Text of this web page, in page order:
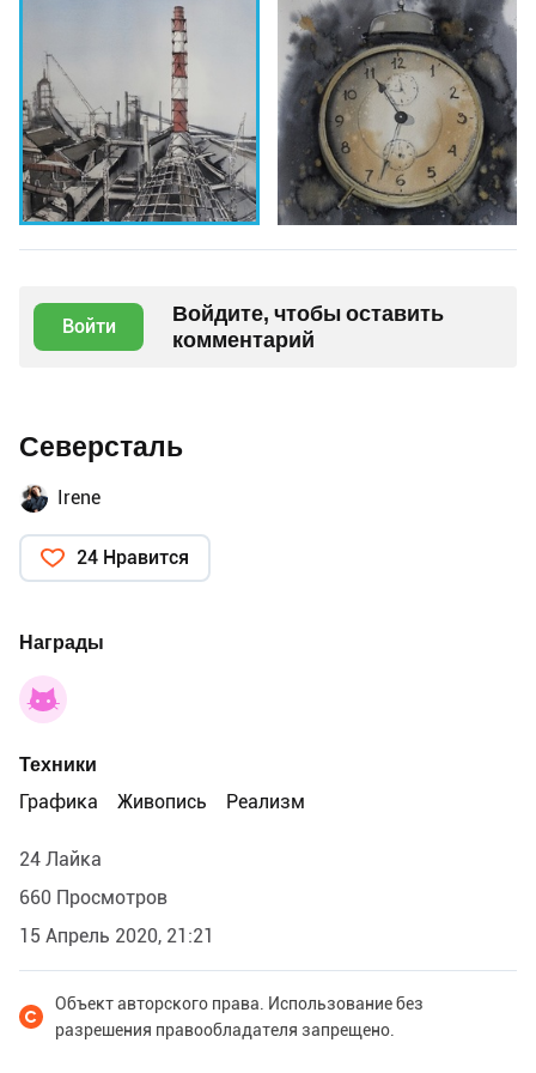
Войти
Войдите, чтобы оставить
комментарий
Северсталь
Irene
24 Нравится
Награды
Техники
Графика
Живопись Реализм
24 Лайка
660 Просмотров
15 Апрель 2020, 21:21
Объект авторского права. Использование без
разрешения правообладателя запрещено.